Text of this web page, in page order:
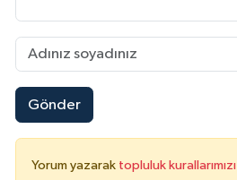
Gönder
Yorum yazarak topluluk kurallarımızı